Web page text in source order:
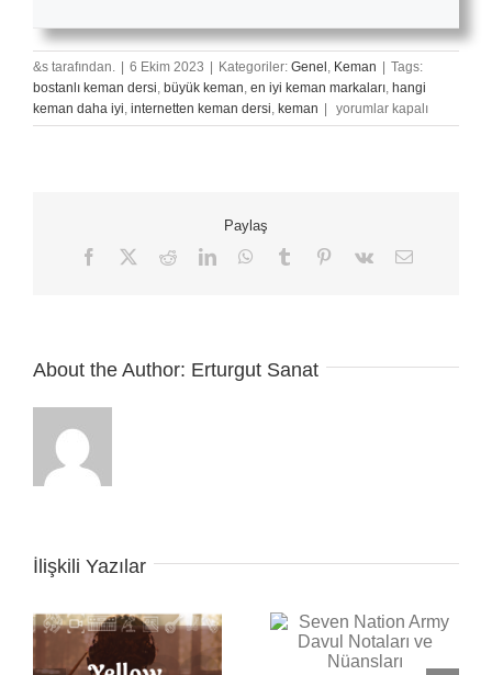
&s tarafından. | 6 Ekim 2023 | Kategoriler: Genel Keman | Tags:
bostanlı keman dersi büyük keman en iyi keman markaları hangi
keman daha iyi internetten keman dersi keman |
Kaç
Yaşından
yorumlar kapalı
Paylaş
Facebook RedditLinkedInWhatsApp
Tumblr Pinterest
Vk
E-
About the Author: Erturgut Sanat
İlişkili Yazılar
Seven Nation Army
Davul Notaları ve
Back in Black Davul
Notaları ve Nüansları